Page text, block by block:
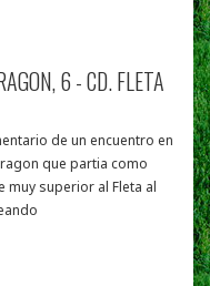
6 - CD. FLETA
de un encuentro en
que partia como
muy superior al Fleta al